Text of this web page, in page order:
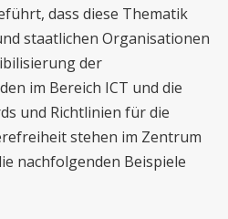
dass diese Thematik
staatlichen Organisationen
der
im Bereich ICT und die
und Richtlinien für die
stehen im Zentrum
nachfolgenden Beispiele